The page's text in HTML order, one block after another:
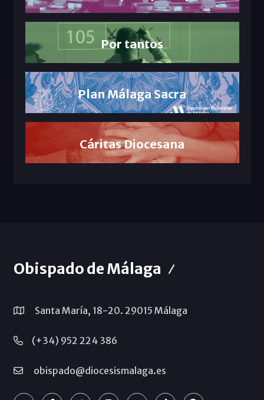
Por tantos
Plan Málaga Sacra
Cáritas Diocesana
Obispado de Málaga
Santa María, 18-20. 29015 Málaga
(+34) 952 224 386
obispado@diocesismalaga.es